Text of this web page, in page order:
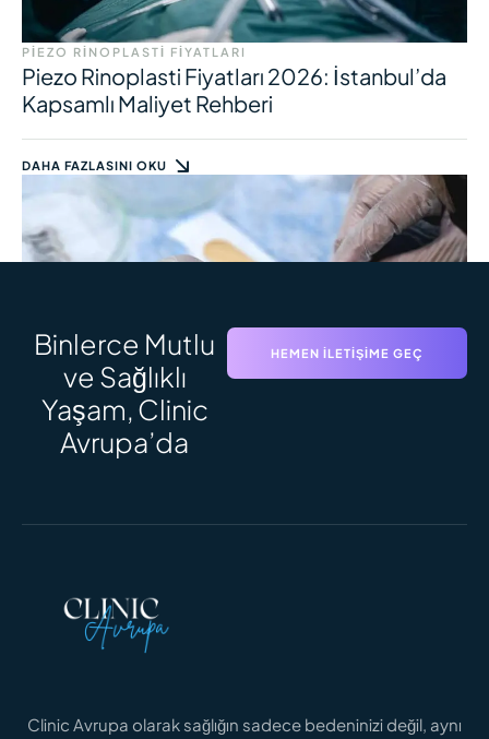
PIEZO RINOPLASTI FIYATLARI
Piezo Rinoplasti Fiyatları 2026: İstanbul’da
Kapsamlı Maliyet Rehberi
DAHA FAZLASINI OKU
SAÇ EKIMI SÜRECI
Saç Ekimi Süreci: Adım Adım Zaman
Çizelgesi ve Sonuçlar
Binlerce Mutlu
ve Sağlıklı
Yaşam, Clinic
Avrupa’da
HEMEN İLETIŞIME GEÇ
Clinic Avrupa olarak sağlığın sadece bedeninizi değil, aynı